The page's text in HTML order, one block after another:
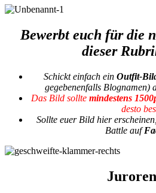
Bewerbt euch für die
dieser
Schickt einfach ein Outfit-
gegebenenfalls Blognamen)
Das Bild sollte mindestens
desto
Sollte euer Bild hier
Battle auf